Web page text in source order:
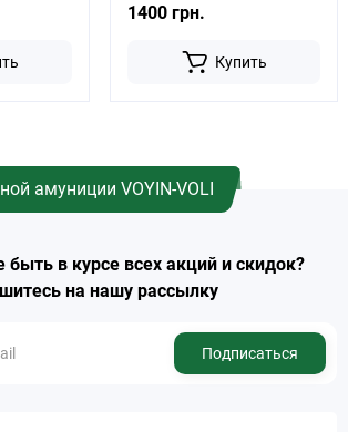
1400 грн.
Купить
амуниции VOYIN-VOLI
быть в курсе всех акций и скидок?
на нашу рассылку
Подписаться